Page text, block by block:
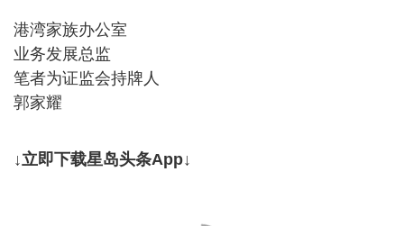
港湾家族办公室
业务发展总监
笔者为证监会持牌人
郭家耀
↓立即下载星岛头条App↓